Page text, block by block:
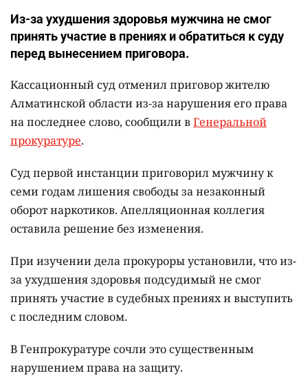
Из-за ухудшения здоровья мужчина не смог
принять участие в прениях и обратиться к суду
перед вынесением приговора.
Кассационный суд отменил приговор жителю
Алматинской области из-за нарушения его права
на последнее слово, сообщили вГенеральной
прокуратуре.
Суд первой инстанции приговорил мужчину к
семи годам лишения свободы за незаконный
оборот наркотиков. Апелляционная коллегия
оставила решение без изменения.
При изучении дела прокуроры установили, что из-
за ухудшения здоровья подсудимый не смог
принять участие в судебных прениях и выступить
с последним словом.
В Генпрокуратуре сочли это существенным
нарушением права на защиту.